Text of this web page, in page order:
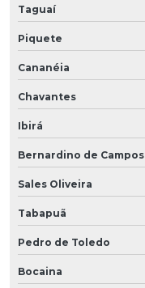
Taguaí
Piquete
Cananéia
Chavantes
Ibirá
Bernardino de Campos
Sales Oliveira
Tabapuã
Pedro de Toledo
Bocaina